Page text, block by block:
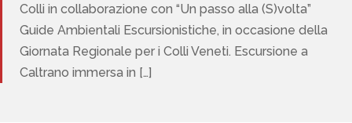
Colli in collaborazione con “Un passo alla (S)volta”
Guide Ambientali Escursionistiche, in occasione della
Giornata Regionale per i Colli Veneti. Escursione a
Caltrano immersa in […]